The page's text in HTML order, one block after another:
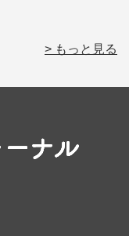
> もっと見る